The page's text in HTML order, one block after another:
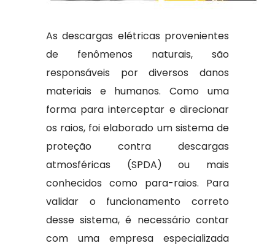
As descargas elétricas provenientes
de fenômenos naturais, são
responsáveis por diversos danos
materiais e humanos. Como uma
forma para interceptar e direcionar
os raios, foi elaborado um sistema de
proteção contra descargas
atmosféricas (SPDA) ou mais
conhecidos como para-raios. Para
validar o funcionamento correto
desse sistema, é necessário contar
com uma empresa especializada